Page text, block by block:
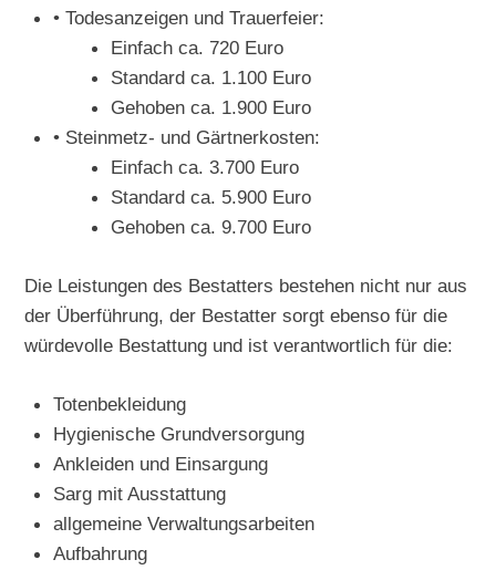
• Todesanzeigen und Trauerfeier:
Einfach ca. 720 Euro
Standard ca. 1.100 Euro
Gehoben ca. 1.900 Euro
• Steinmetz- und Gärtnerkosten:
Einfach ca. 3.700 Euro
Standard ca. 5.900 Euro
Gehoben ca. 9.700 Euro
Die Leistungen des Bestatters bestehen nicht nur aus
der Überführung, der Bestatter sorgt ebenso für die
würdevolle Bestattung und ist verantwortlich für die:
Totenbekleidung
Hygienische Grundversorgung
Ankleiden und Einsargung
Sarg mit Ausstattung
allgemeine Verwaltungsarbeiten
Aufbahrung